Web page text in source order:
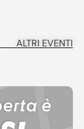
ALTRI EVENTI